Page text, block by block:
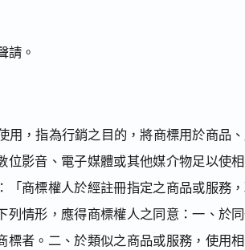
請。
用，指為行銷之目的，將商標用於商品
影音、電子媒體或其他媒介物足以使
「商標權人於經註冊指定之商品或服務
列情形，應得商標權人之同意：一、於
者。二、於類似之商品或服務，使用